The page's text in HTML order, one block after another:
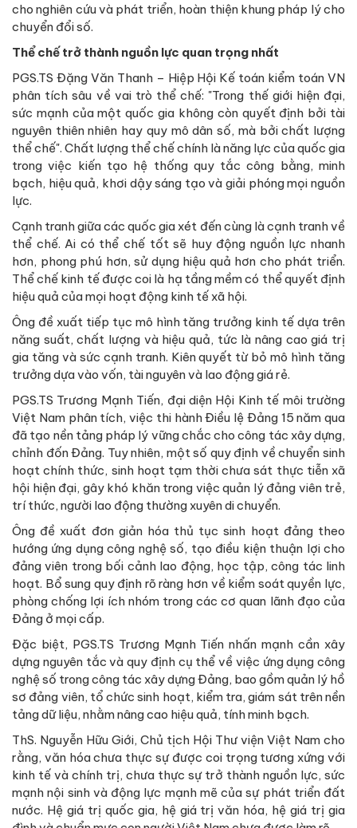
cho nghiên cứu và phát triển, hoàn thiện khung pháp lý cho
chuyển đổi số.
Thể chế trở thành nguồn lực quan trọng nhất
PGS.TS Đặng Văn Thanh – Hiệp Hội Kế toán kiểm toán VN
phân tích sâu về vai trò thể chế: "Trong thế giới hiện đại,
sức mạnh của một quốc gia không còn quyết định bởi tài
nguyên thiên nhiên hay quy mô dân số, mà bởi chất lượng
thể chế". Chất lượng thể chế chính là năng lực của quốc gia
trong việc kiến tạo hệ thống quy tắc công bằng, minh
bạch, hiệu quả, khơi dậy sáng tạo và giải phóng mọi nguồn
lực.
Cạnh tranh giữa các quốc gia xét đến cùng là cạnh tranh về
thể chế. Ai có thể chế tốt sẽ huy động nguồn lực nhanh
hơn, phong phú hơn, sử dụng hiệu quả hơn cho phát triển.
Thể chế kinh tế được coi là hạ tầng mềm có thể quyết định
hiệu quả của mọi hoạt động kinh tế xã hội.
Ông đề xuất tiếp tục mô hình tăng trưởng kinh tế dựa trên
năng suất, chất lượng và hiệu quả, tức là nâng cao giá trị
gia tăng và sức cạnh tranh. Kiên quyết từ bỏ mô hình tăng
trưởng dựa vào vốn, tài nguyên và lao động giá rẻ.
PGS.TS Trương Mạnh Tiến, đại diện Hội Kinh tế môi trường
Việt Nam phân tích, việc thi hành Điều lệ Đảng 15 năm qua
đã tạo nền tảng pháp lý vững chắc cho công tác xây dựng,
chỉnh đốn Đảng. Tuy nhiên, một số quy định về chuyển sinh
hoạt chính thức, sinh hoạt tạm thời chưa sát thực tiễn xã
hội hiện đại, gây khó khăn trong việc quản lý đảng viên trẻ,
trí thức, người lao động thường xuyên di chuyển.
Ông đề xuất đơn giản hóa thủ tục sinh hoạt đảng theo
hướng ứng dụng công nghệ số, tạo điều kiện thuận lợi cho
đảng viên trong bối cảnh lao động, học tập, công tác linh
hoạt. Bổ sung quy định rõ ràng hơn về kiểm soát quyền lực,
phòng chống lợi ích nhóm trong các cơ quan lãnh đạo của
Đảng ở mọi cấp.
Đặc biệt, PGS.TS Trương Mạnh Tiến nhấn mạnh cần xây
dựng nguyên tắc và quy định cụ thể về việc ứng dụng công
nghệ số trong công tác xây dựng Đảng, bao gồm quản lý hồ
sơ đảng viên, tổ chức sinh hoạt, kiểm tra, giám sát trên nền
tảng dữ liệu, nhằm nâng cao hiệu quả, tính minh bạch.
ThS. Nguyễn Hữu Giới, Chủ tịch Hội Thư viện Việt Nam cho
rằng, văn hóa chưa thực sự được coi trọng tương xứng với
kinh tế và chính trị, chưa thực sự trở thành nguồn lực, sức
mạnh nội sinh và động lực mạnh mẽ của sự phát triển đất
nước. Hệ giá trị quốc gia, hệ giá trị văn hóa, hệ giá trị gia